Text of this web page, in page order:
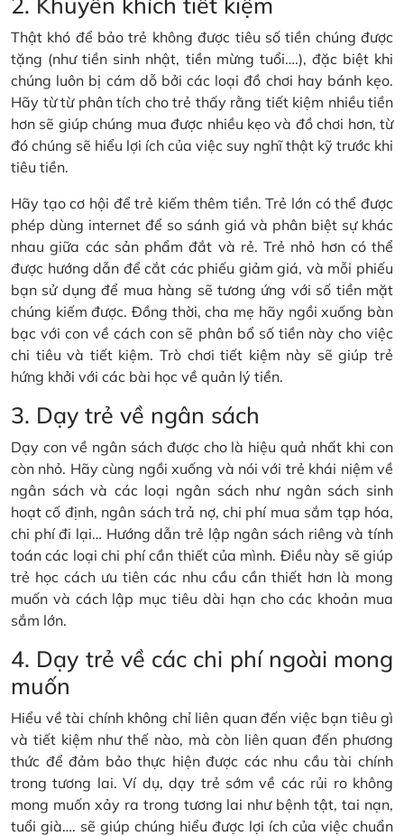
Thật khó để bảo trẻ không được tiêu số tiền chúng được
tặng (như tiền sinh nhật, tiền mừng tuổi….), đặc biệt khi
chúng luôn bị cám dỗ bởi các loại đồ chơi hay bánh kẹo.
Hãy từ từ phân tích cho trẻ thấy rằng tiết kiệm nhiều tiền
hơn sẽ giúp chúng mua được nhiều kẹo và đồ chơi hơn, từ
đó chúng sẽ hiểu lợi ích của việc suy nghĩ thật kỹ trước khi
tiêu tiền.
Hãy tạo cơ hội để trẻ kiếm thêm tiền. Trẻ lớn có thể được
phép dùng internet để so sánh giá và phân biệt sự khác
nhau giữa các sản phẩm đắt và rẻ. Trẻ nhỏ hơn có thể
được hướng dẫn để cắt các phiếu giảm giá, và mỗi phiếu
bạn sử dụng để mua hàng sẽ tương ứng với số tiền mặt
chúng kiếm được. Đồng thời, cha mẹ hãy ngồi xuống bàn
bạc với con về cách con sẽ phân bổ số tiền này cho việc
chi tiêu và tiết kiệm. Trò chơi tiết kiệm này sẽ giúp trẻ
hứng khởi với các bài học về quản lý tiền.
3. Dạy trẻ về ngân sách
Dạy con về ngân sách được cho là hiệu quả nhất khi con
còn nhỏ. Hãy cùng ngồi xuống và nói với trẻ khái niệm về
ngân sách và các loại ngân sách như ngân sách sinh
hoạt cố định, ngân sách trả nợ, chi phí mua sắm tạp hóa,
chi phí đi lại… Hướng dẫn trẻ lập ngân sách riêng và tính
toán các loại chi phí cần thiết của mình. Điều này sẽ giúp
trẻ học cách ưu tiên các nhu cầu cần thiết hơn là mong
muốn và cách lập mục tiêu dài hạn cho các khoản mua
sắm lớn.
4. Dạy trẻ về các chi phí ngoài mong
muốn
Hiểu về tài chính không chỉ liên quan đến việc bạn tiêu gì
và tiết kiệm như thế nào, mà còn liên quan đến phương
thức để đảm bảo thực hiện được các nhu cầu tài chính
trong tương lai. Ví dụ, dạy trẻ sớm về các rủi ro không
mong muốn xảy ra trong tương lai như bệnh tật, tai nạn,
tuổi già…. sẽ giúp chúng hiểu được lợi ích của việc chuẩn